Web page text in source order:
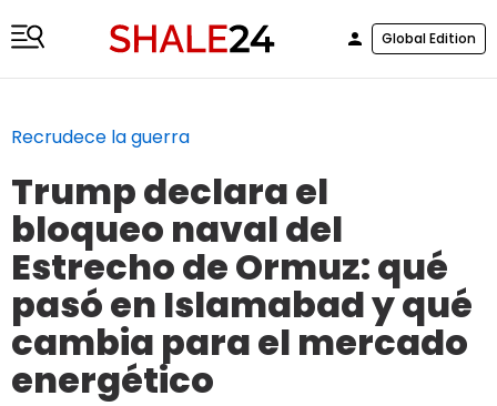
Global Edition
Recrudece la guerra
Trump declara el
bloqueo naval del
Estrecho de Ormuz: qué
pasó en Islamabad y qué
cambia para el mercado
energético